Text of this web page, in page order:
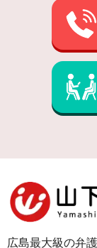
広島最大級の弁